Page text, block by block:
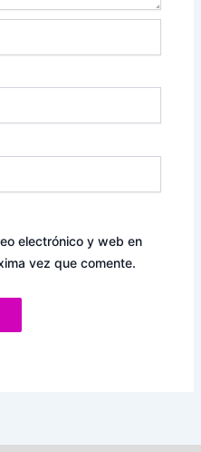
electrónico y web en
vez que comente.